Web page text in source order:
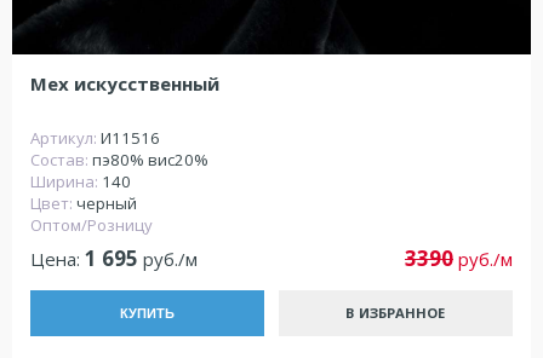
Мех искусственный
Артикул: И11516
Состав: пэ80% вис20%
Ширина: 140
Цвет: черный
Оптом/Розницу
Цена: 1 695 руб./м 3390 руб./м
КУПИТЬ В ИЗБРАННОЕ